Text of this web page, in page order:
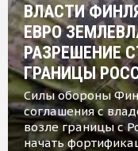
ВЛАСТИ
ЕВРО
РАЗРЕШЕНИЕ
ГРАНИЦЫ
Силы обороны
соглашения с
возле границы с
начать